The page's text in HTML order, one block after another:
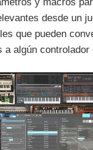
desde un
que pueden
a algún controlador